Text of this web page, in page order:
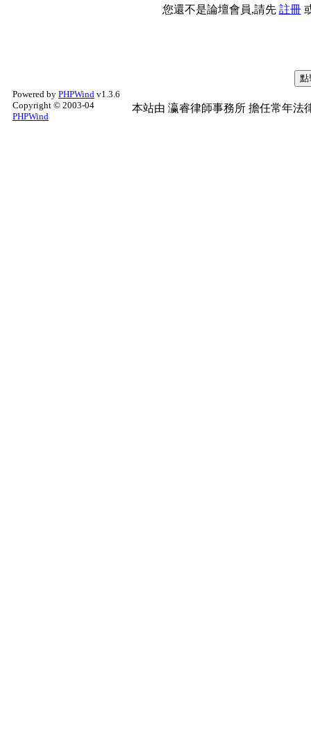
您還不是論壇會員,請先 註冊
Powered by PHPWind v1.3.6
Copyright © 2003-04
PHPWind
本站由 瀛睿律師事務所 擔任常年法